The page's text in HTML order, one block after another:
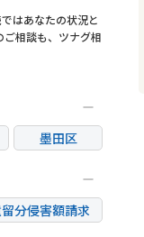
はあなたの状況と
相談も、ツナグ相
墨田区
足立区
調布市
分侵害額請求